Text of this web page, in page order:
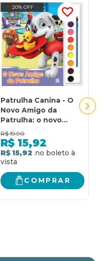
20% OFF
Patrulha Canina - O
Novo Amigo da
Patrulha: o novo
amigo da Patrulha
R$ 19,90
R$ 15,92
R$ 15,92
COMPRAR